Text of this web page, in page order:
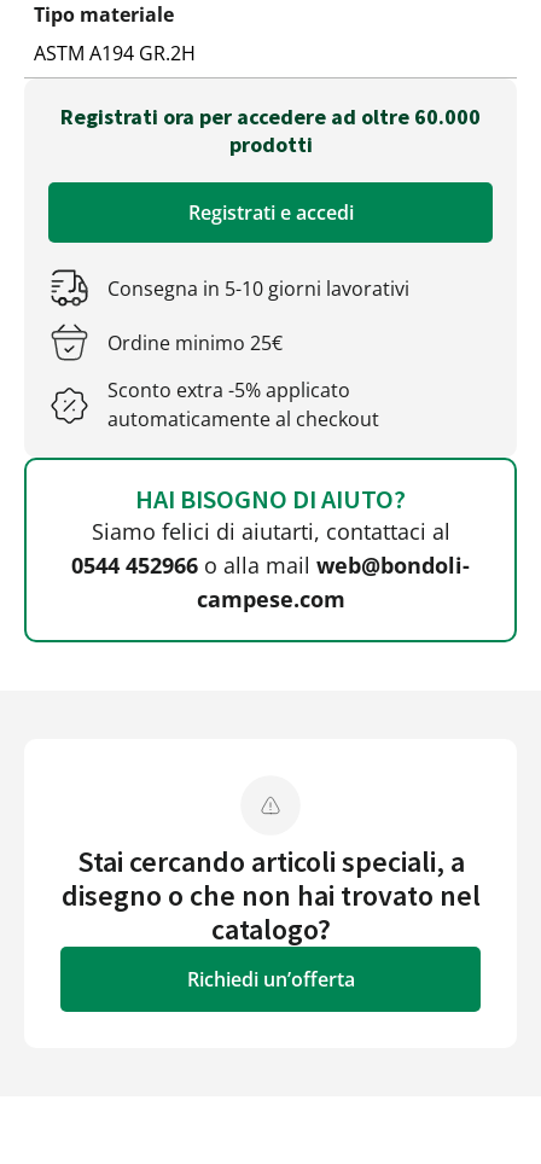
Tipo materiale
ASTM A194 GR.2H
Registrati ora per accedere ad oltre 60.000
prodotti
Registrati e accedi
Consegna in 5-10 giorni lavorativi
Ordine minimo 25€
Sconto extra -5% applicato
automaticamente al checkout
HAI BISOGNO DI AIUTO?
Siamo felici di aiutarti, contattaci al
0544 452966 o alla mail web@bondoli-
campese.com
Stai cercando articoli speciali, a
disegno o che non hai trovato nel
catalogo?
Richiedi un’offerta